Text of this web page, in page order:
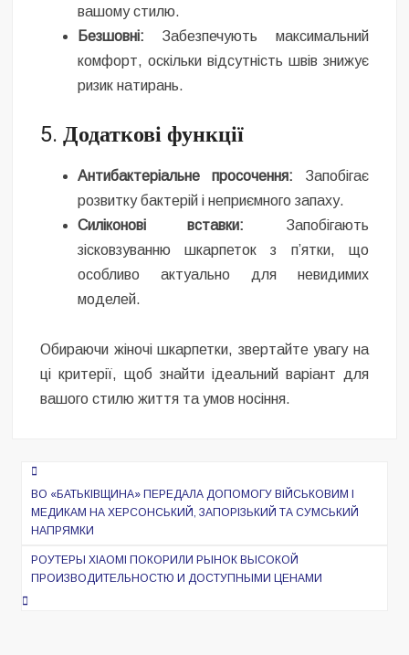
вашому стилю.
Безшовні: Забезпечують максимальний
комфорт, оскільки відсутність швів знижує
ризик натирань.
5.Додаткові функції
Антибактеріальне просочення: Запобігає
розвитку бактерій і неприємного запаху.
Силіконові вставки: Запобігають
зісковзуванню шкарпеток з п’ятки, що
особливо актуально для невидимих
моделей.
Обираючи жіночі шкарпетки, звертайте увагу на
ці критерії, щоб знайти ідеальний варіант для
вашого стилю життя та умов носіння.
Навигация
по
записям
ВО «БАТЬКІВЩИНА» ПЕРЕДАЛА ДОПОМОГУ ВІЙСЬКОВИМ І
МЕДИКАМ НА ХЕРСОНСЬКИЙ, ЗАПОРІЗЬКИЙ ТА СУМСЬКИЙ
НАПРЯМКИ
РОУТЕРЫ XIAOMI ПОКОРИЛИ РЫНОК ВЫСОКОЙ
ПРОИЗВОДИТЕЛЬНОСТЮ И ДОСТУПНЫМИ ЦЕНАМИ